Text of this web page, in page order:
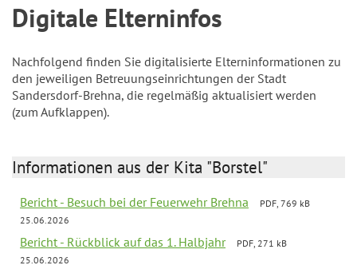
Digitale Elterninfos
Nachfolgend finden Sie digitalisierte Elterninformationen zu
den jeweiligen Betreuungseinrichtungen der Stadt
Sandersdorf-Brehna, die regelmäßig aktualisiert werden
(zum Aufklappen).
Informationen aus der Kita "Borstel"
Bericht - Besuch bei der Feuerwehr Brehna
PDF, 769 kB
25.06.2026
Bericht - Rückblick auf das 1. Halbjahr
PDF, 271 kB
25.06.2026